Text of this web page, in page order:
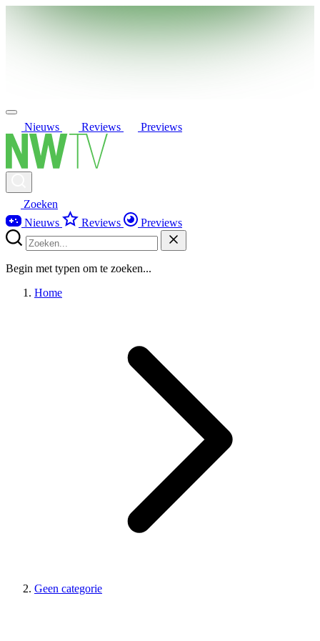
Nieuws Reviews Previews
Zoeken
Nieuws
Reviews Previews
Begin met typen om te zoeken...
Home
Geen categorie